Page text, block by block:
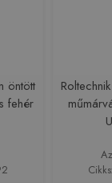
öntött
fehér